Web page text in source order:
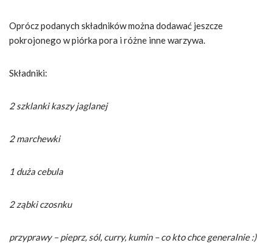
Oprócz podanych składników można dodawać jeszcze
pokrojonego w piórka pora i różne inne warzywa.
Składniki:
2 szklanki kaszy jaglanej
2 marchewki
1 duża cebula
2 ząbki czosnku
przyprawy – pieprz, sól, curry, kumin – co kto chce generalnie :)